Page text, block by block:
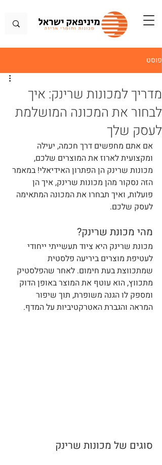
פוסט
מדריך למכונות שרינק: איך
לבחור את המכונה המושלמת
לעסק שלך
אם אתם מחפשים דרך חכמה, יעילה
ומקצועית לארוז את המוצרים שלכם,
מכונות שרינק הן הפתרון האידיאלי! במאמר
הזה נסקור מהן מכונות שרינק, איך הן
פועלות, ואיך תבחרו את המכונה המתאימה
לעסק שלכם.
מהי מכונת שרינק?
מכונת שרינק היא ציוד תעשייתי ייחודי
לעטיפת מוצרים ביריעה פלסטית
שמתכווצת בעת חימום. לאחר שהפלסטיק
מתכווץ, הוא עוטף את המוצר באופן הדוק
ומספק לו הגנה משופרת, תוך שיפור
המראה והגברת האטרקטיביות על המדף.
סוגים של מכונות שרינק